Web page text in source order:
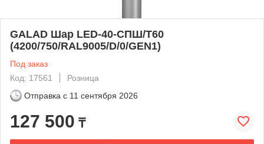
GALAD Шар LED-40-СПШ/Т60
(4200/750/RAL9005/D/0/GEN1)
Под заказ
Код: 17561
Розница
Отправка с 11 сентября 2026
127 500 ₸